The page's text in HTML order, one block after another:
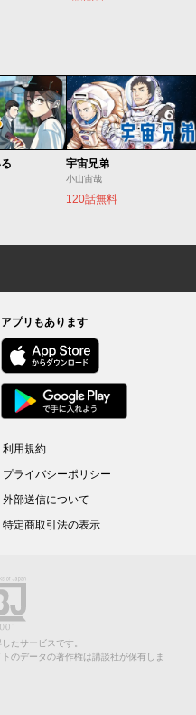
宇宙兄弟
小山宙哉
120話無料
アプリもあります
利用規約
プライバシーポリシー
外部送信について
特定商取引法の表示
たサービスです。
のデータの著作権は講談社が保有しま